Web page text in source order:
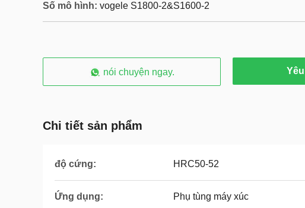
Số mô hình: vogele S1800-2&S1600-2
nói chuyện ngay.
Chi tiết sản phẩm
độ cứng: HRC50-52
Ứng dụng: Phụ tùng máy xúc